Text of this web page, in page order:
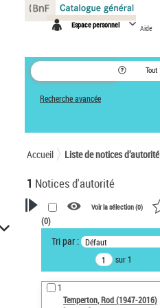
Espace personnel Aide
Tout
Recherche avancée
Accueil Liste de notices d’autorité
1 Notices d'autorité
VOTRE RECHERCHE
Recherche avancée dans les
notices d’autorité
Œuvres liées à l'auteur :
Temperton, Rod (1947-2016)
Voir la sélection (0)
(0)
Tri par : Défaut
sur 1
1
Temperton, Rod (1947-2016)
Panneau de gestion des cookies